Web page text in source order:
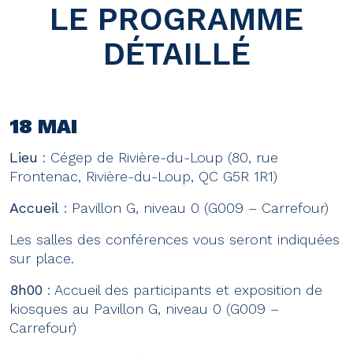
LE PROGRAMME
DÉTAILLÉ
18 MAI
Lieu : Cégep de Rivière-du-Loup (80, rue
Frontenac, Rivière-du-Loup, QC G5R 1R1)
Accueil : Pavillon G, niveau 0 (G009 – Carrefour)
Les salles des conférences vous seront indiquées
sur place.
8h00 : Accueil des participants et exposition de
kiosques au Pavillon G, niveau 0 (G009 –
Carrefour)